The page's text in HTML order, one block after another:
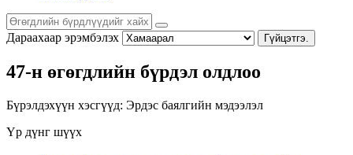
Дараахаар эрэмбэлэх Гүйцэтгэ.
47-н өгөгдлийн бүрдэл олдлоо
Бүрэлдэхүүн хэсгүүд: Эрдэс баялгийн мэдээлэл
Үр дүнг шүүх